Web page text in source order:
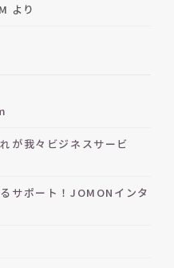
M より
が我々ビジネスサービ
サポート！JOMONインタ